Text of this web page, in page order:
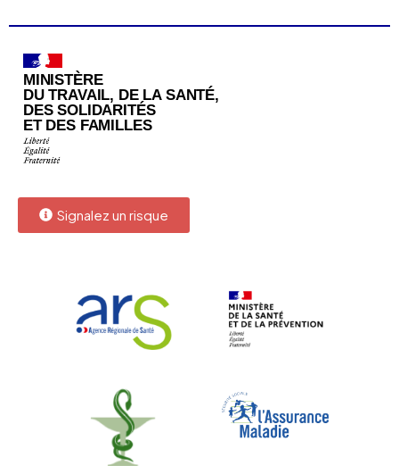
Signalez un risque